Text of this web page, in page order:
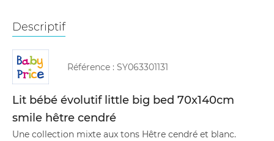
Descriptif
Référence : SY063301131
Lit bébé évolutif little big bed 70x140cm
smile hêtre cendré
Une collection mixte aux tons Hêtre cendré et blanc.